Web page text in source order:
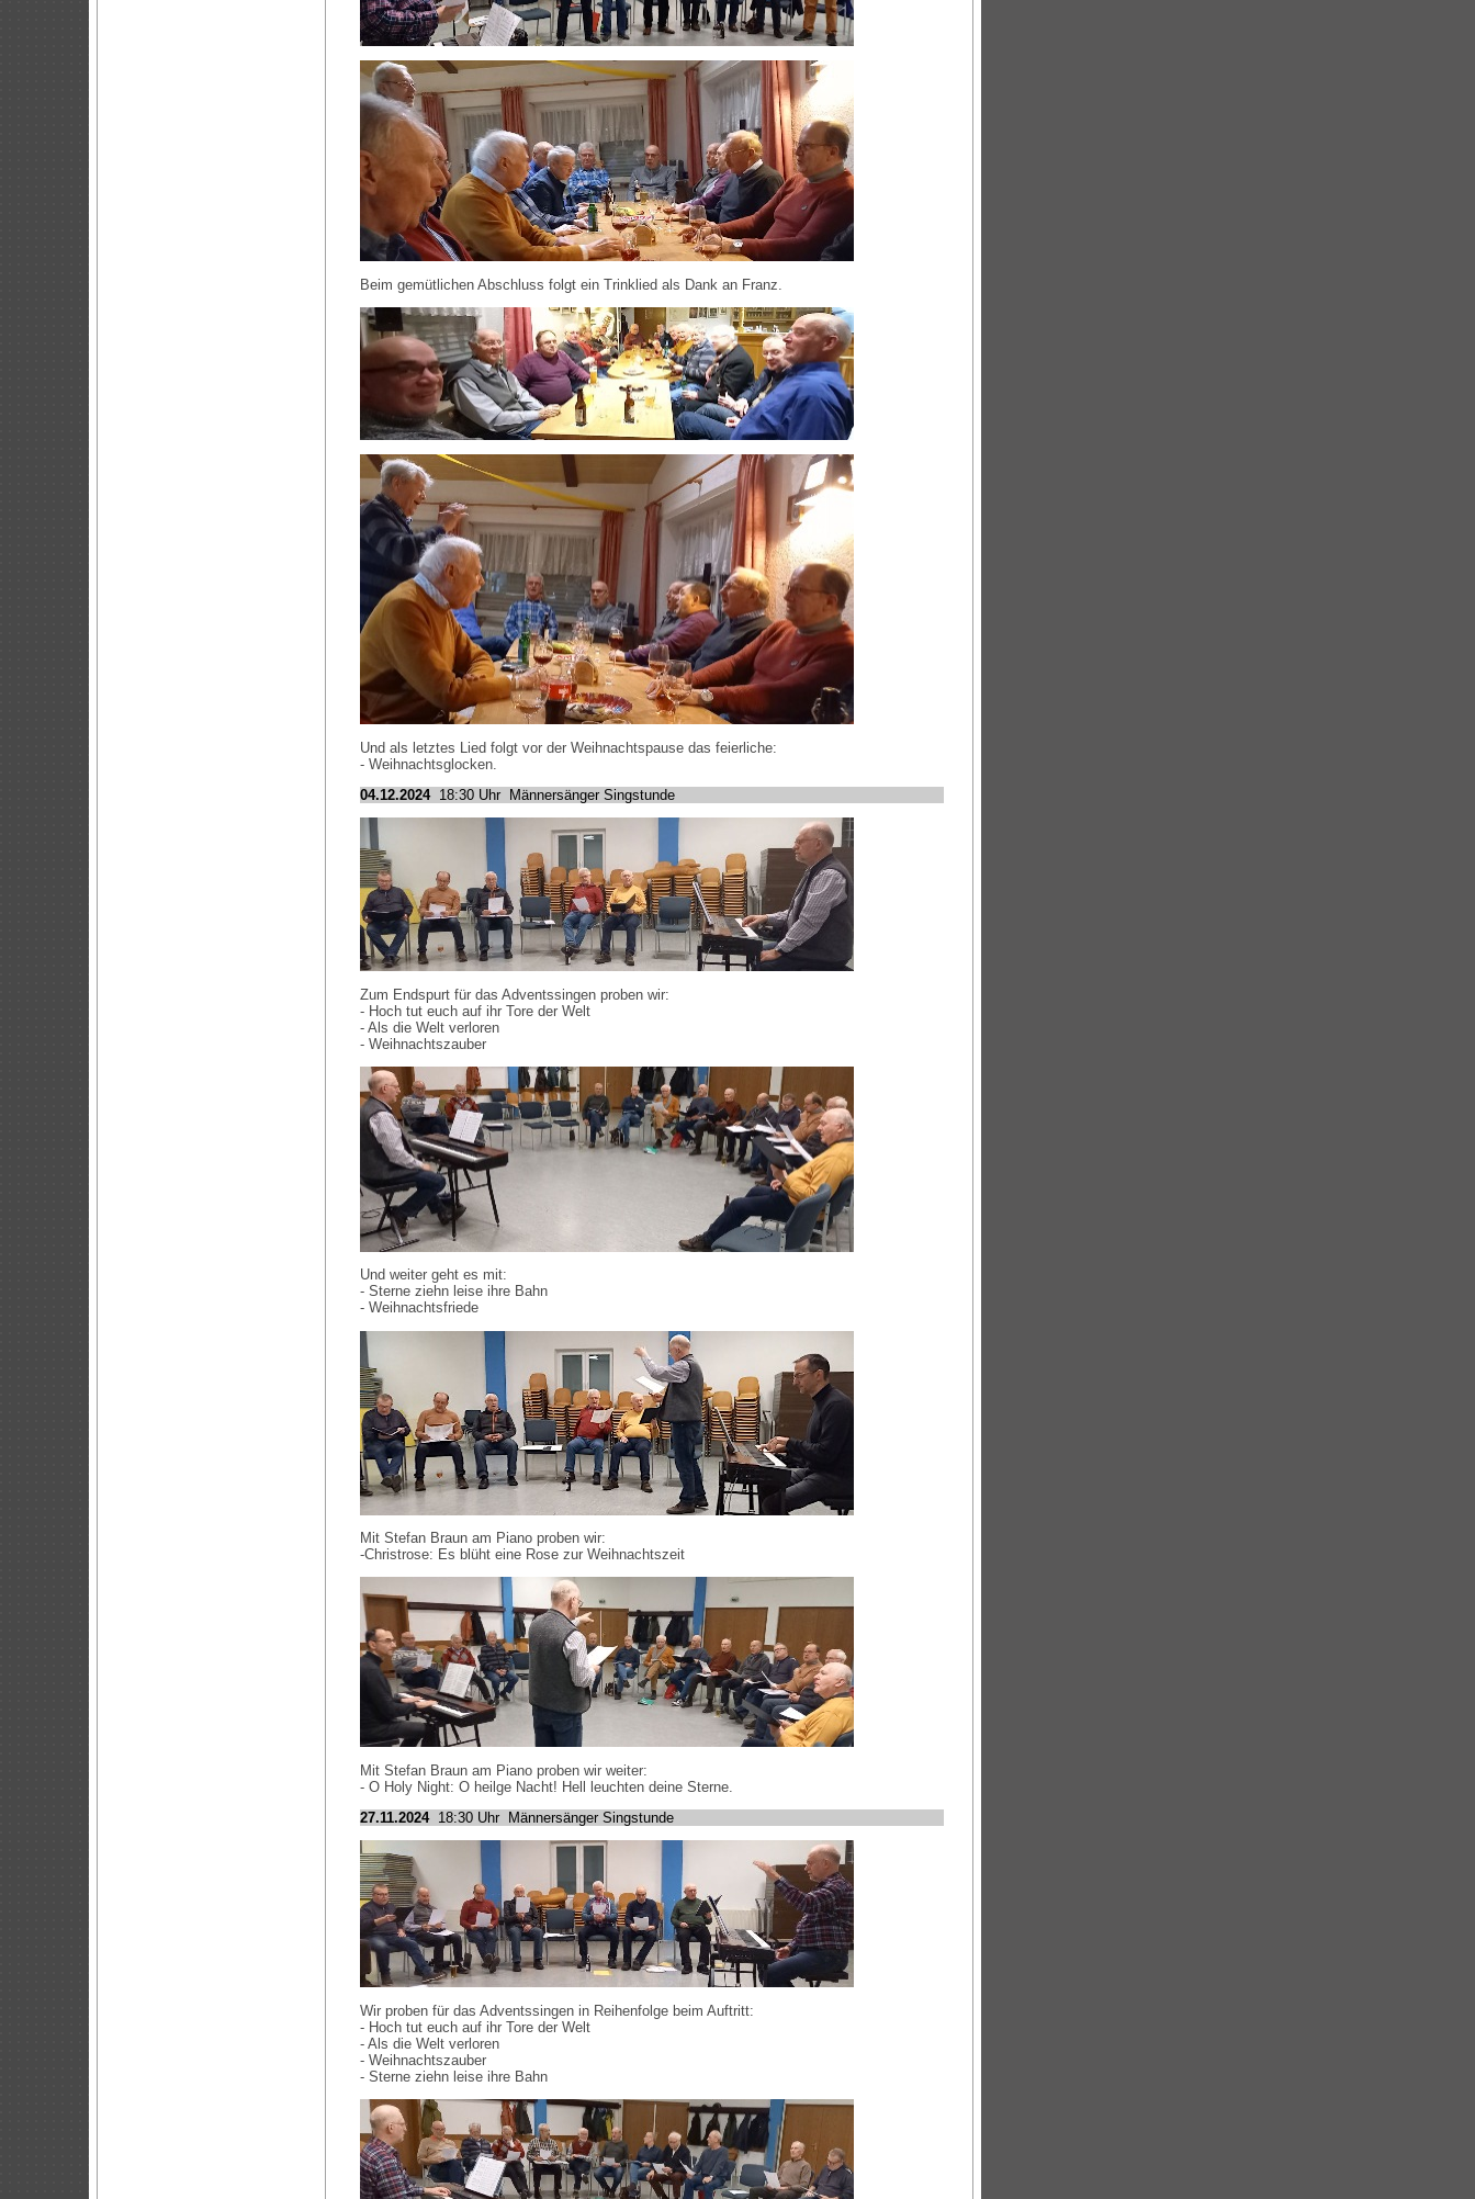
Beim gemütlichen Abschluss folgt ein Trinklied als Dank an Franz.
Und als letztes Lied folgt vor der Weihnachtspause das feierliche:
- Weihnachtsglocken.
04.12.202418:30 Uhr Männersänger Singstunde
Zum Endspurt für das Adventssingen proben wir:
- Hoch tut euch auf ihr Tore der Welt
- Als die Welt verloren
- Weihnachtszauber
Und weiter geht es mit:
- Sterne ziehn leise ihre Bahn
- Weihnachtsfriede
Mit Stefan Braun am Piano proben wir:
-Christrose: Es blüht eine Rose zur Weihnachtszeit
Mit Stefan Braun am Piano proben wir weiter:
- O Holy Night: O heilge Nacht! Hell leuchten deine Sterne.
27.11.202418:30 Uhr Männersänger Singstunde
Wir proben für das Adventssingen in Reihenfolge beim Auftritt:
- Hoch tut euch auf ihr Tore der Welt
- Als die Welt verloren
- Weihnachtszauber
- Sterne ziehn leise ihre Bahn